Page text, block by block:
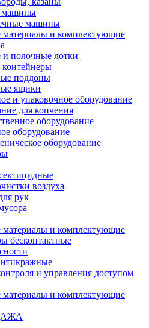
машины
машины
материалы и комплектующие
и полочные лотки
поддоны
ящики
и упаковочное оборудование
для копчения
оборудование
оборудование
оборудование
воздуха
рук
материалы и комплектующие
бесконтактные
и управления доступом
материалы и комплектующие